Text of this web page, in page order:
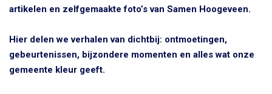
artikelen en zelfgemaakte foto’s van Samen Hoogeveen.
Hier delen we verhalen van dichtbij: ontmoetingen,
gebeurtenissen, bijzondere momenten en alles wat onze
gemeente kleur geeft.